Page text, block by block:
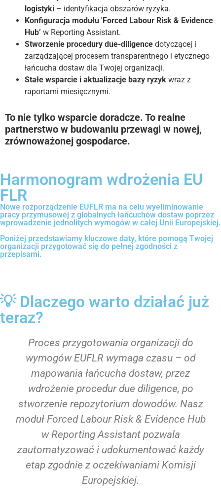
logistyki – identyfikacja obszarów ryzyka.
Konfiguracja modułu 'Forced Labour Risk & Evidence
Hub’ w Reporting Assistant.
Stworzenie procedury due-diligence dotyczącej i
zarządzającej procesem transparentnego i etycznego
łańcucha dostaw dla Twojej organizacji.
Stałe wsparcie i aktualizacje bazy ryzyk wraz z
raportami miesięcznymi.
To nie tylko wsparcie doradcze. To realne
partnerstwo w budowaniu przewagi w nowej,
zrównoważonej gospodarce.
Harmonogram wdrożenia EU
FLR
Nowe rozporządzenie EUFLR ma na celu wyeliminowanie
pracy przymusowej z globalnych łańcuchów dostaw poprzez
wprowadzenie jednolitych wymogów w całej Unii Europejskiej.
Poniżej przedstawiamy kluczowe daty, które pomogą Twojej
organizacji przygotować się do pełnej zgodności z
przepisami.
💡 Dlaczego warto działać już
teraz?
Proces przygotowania organizacji do
wymogów EUFLR wymaga czasu – od
mapowania łańcucha dostaw, przez
wdrożenie procedur due diligence, po
stworzenie repozytorium dowodów. Nasz
moduł Forced Labour Risk & Evidence Hub
w Reporting Assistant pozwala
zautomatyzować i udokumentować każdy
etap zgodnie z oczekiwaniami Komisji
Europejskiej.